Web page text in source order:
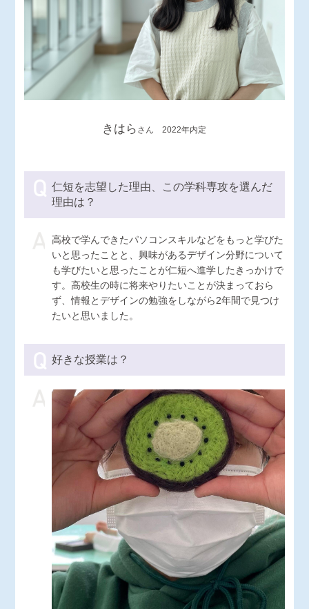
きはら さん 2022年内定
仁短を志望した理由、この学科専攻を選んだ
理由は？
高校で学んできたパソコンスキルなどをもっと学びた
いと思ったことと、興味があるデザイン分野について
も学びたいと思ったことが仁短へ進学したきっかけで
す。高校生の時に将来やりたいことが決まっておら
ず、情報とデザインの勉強をしながら2年間で見つけ
たいと思いました。
好きな授業は？